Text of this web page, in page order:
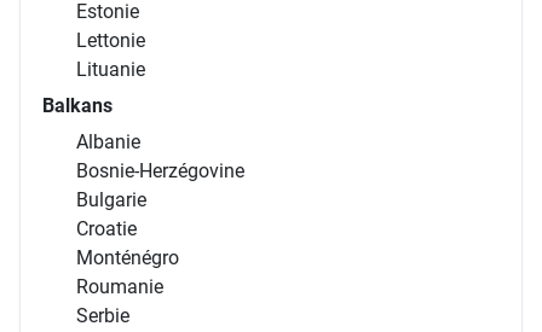
Estonie
Lettonie
Lituanie
Balkans
Albanie
Bosnie-Herzégovine
Bulgarie
Croatie
Monténégro
Roumanie
Serbie